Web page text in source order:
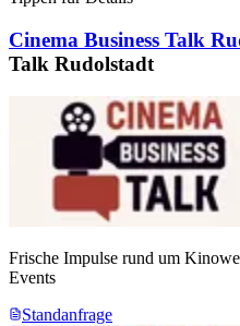
Cinema Business Talk
Talk Rudolstadt
Frische Impulse rund um
Events
Standanfrage